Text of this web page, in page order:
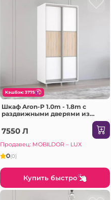
КэшБэк: 3775
Шкаф Aron-P 1.0m - 1.8m с
раздвижными дверями из
(130x60x200H см) Сонома
7550 Л
Продавец: MOBILDOR – LUX
0(0)
Купить быстро